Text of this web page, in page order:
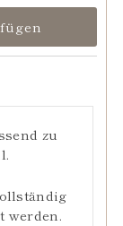
zu
werden.